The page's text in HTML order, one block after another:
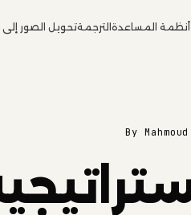
أنظمة المساعدة الترجمةتحويل الصور
By Mahmoud